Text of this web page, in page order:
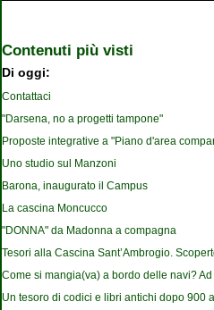
Contenuti più visti
Di oggi:
Contattaci
"Darsena, no a progetti tampone"
Proposte integrative a "Piano d'area
Uno studio sul Manzoni
Barona, inaugurato il Campus
La cascina Moncucco
"DONNA" da Madonna a compagna
Tesori alla Cascina Sant’Ambrogio.
Come si mangia(va) a bordo delle navi?
Un tesoro di codici e libri antichi dopo 900